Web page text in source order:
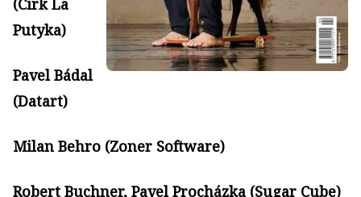
(Cirk La
Putyka)
Pavel Bádal
(Datart)
Milan Behro (Zoner Software)
Robert Buchner, Pavel Procházka (Sugar Cube)